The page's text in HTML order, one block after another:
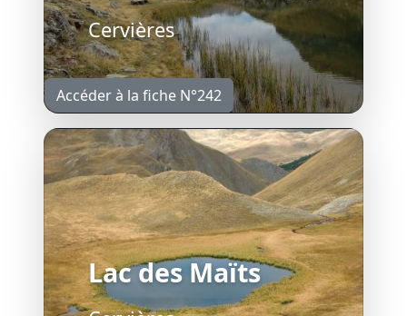
Cervières
Accéder à la fiche N°242
Lac des Maïts